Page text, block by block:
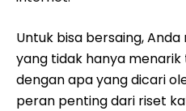
Untuk bisa bersaing,
yang tidak hanya
dengan apa yang dicari
peran penting dari riset